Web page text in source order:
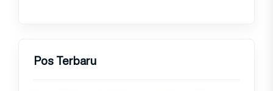
Pos Terbaru